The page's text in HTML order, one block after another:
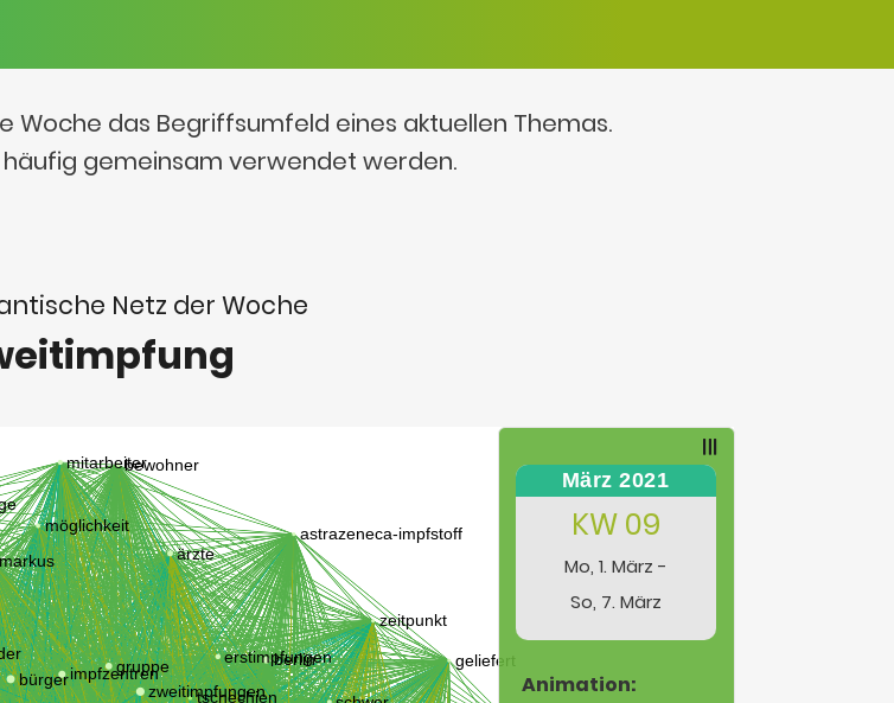
Woche das Begriffsumfeld eines aktuellen Themas.
häufig gemeinsam verwendet werden.
Netz der Woche
März 2021
KW 09
Mo, 1. März -
So, 7. März
Animation: